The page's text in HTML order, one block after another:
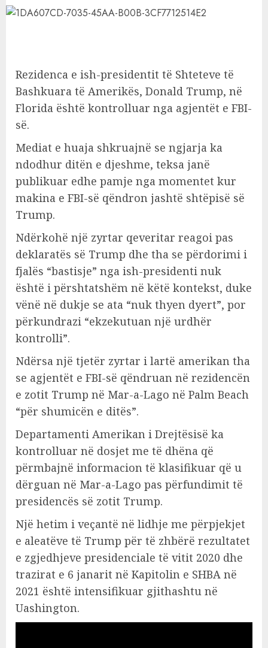
Rezidenca e ish-presidentit të Shteteve të
Bashkuara të Amerikës, Donald Trump, në
Florida është kontrolluar nga agjentët e FBI-
së.
Mediat e huaja shkruajnë se ngjarja ka
ndodhur ditën e djeshme, teksa janë
publikuar edhe pamje nga momentet kur
makina e FBI-së qëndron jashtë shtëpisë së
Trump.
Ndërkohë një zyrtar qeveritar reagoi pas
deklaratës së Trump dhe tha se përdorimi i
fjalës “bastisje” nga ish-presidenti nuk
është i përshtatshëm në këtë kontekst, duke
vënë në dukje se ata “nuk thyen dyert”, por
përkundrazi “ekzekutuan një urdhër
kontrolli”.
Ndërsa një tjetër zyrtar i lartë amerikan tha
se agjentët e FBI-së qëndruan në rezidencën
e zotit Trump në Mar-a-Lago në Palm Beach
“për shumicën e ditës”.
Departamenti Amerikan i Drejtësisë ka
kontrolluar në dosjet me të dhëna që
përmbajnë informacion të klasifikuar që u
dërguan në Mar-a-Lago pas përfundimit të
presidencës së zotit Trump.
Një hetim i veçantë në lidhje me përpjekjet
e aleatëve të Trump për të zhbërë rezultatet
e zgjedhjeve presidenciale të vitit 2020 dhe
trazirat e 6 janarit në Kapitolin e SHBA në
2021 është intensifikuar gjithashtu në
Uashington.